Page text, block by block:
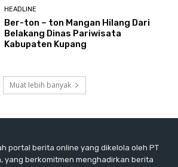
HEADLINE
Ber-ton – ton Mangan Hilang Dari
Belakang Dinas Pariwisata
Kabupaten Kupang
Muat lebih banyak
portal berita online yang dikelola oleh PT
yang berkomitmen menghadirkan berita